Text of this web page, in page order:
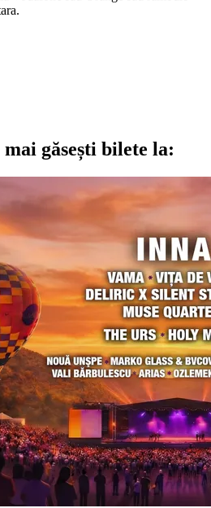
găsești bilete la: